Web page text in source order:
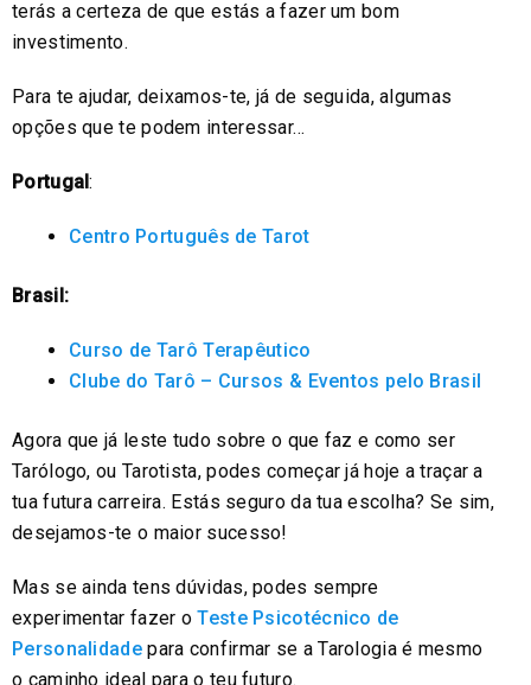
terás a certeza de que estás a fazer um bom
investimento.
Para te ajudar, deixamos-te, já de seguida, algumas
opções que te podem interessar…
Portugal:
Centro Português de Tarot
Brasil:
Curso de Tarô Terapêutico
Clube do Tarô – Cursos & Eventos pelo Brasil
Agora que já leste tudo sobre o que faz e como ser
Tarólogo, ou Tarotista, podes começar já hoje a traçar a
tua futura carreira. Estás seguro da tua escolha? Se sim,
desejamos-te o maior sucesso!
Mas se ainda tens dúvidas, podes sempre
experimentar fazer oTeste Psicotécnico de
Personalidadepara confirmar se a Tarologia é mesmo
o caminho ideal para o teu futuro.